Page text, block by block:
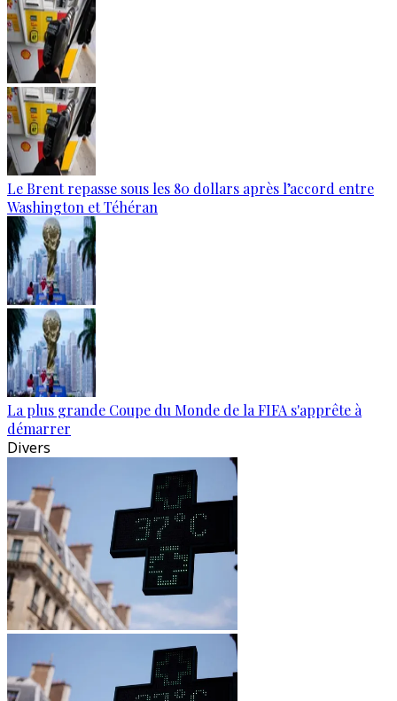
Le Brent repasse sous les 80 dollars après l’accord entre
Washington et Téhéran
La plus grande Coupe du Monde de la FIFA s'apprête à
démarrer
Divers